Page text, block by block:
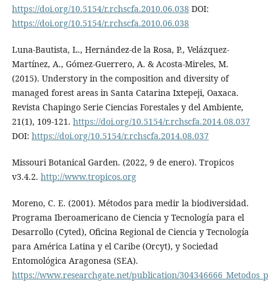
https://doi.org/10.5154/r.rchscfa.2010.06.038 DOI:
https://doi.org/10.5154/r.rchscfa.2010.06.038
Luna-Bautista, L., Hernández-de la Rosa, P., Velázquez-
Martínez, A., Gómez-Guerrero, A. & Acosta-Mireles, M.
(2015). Understory in the composition and diversity of
managed forest areas in Santa Catarina Ixtepeji, Oaxaca.
Revista Chapingo Serie Ciencias Forestales y del Ambiente,
21(1), 109-121. https://doi.org/10.5154/r.rchscfa.2014.08.037
DOI: https://doi.org/10.5154/r.rchscfa.2014.08.037
Missouri Botanical Garden. (2022, 9 de enero). Tropicos
v3.4.2. http://www.tropicos.org
Moreno, C. E. (2001). Métodos para medir la biodiversidad.
Programa Iberoamericano de Ciencia y Tecnología para el
Desarrollo (Cyted), Oficina Regional de Ciencia y Tecnología
para América Latina y el Caribe (Orcyt), y Sociedad
Entomológica Aragonesa (SEA).
https://www.researchgate.net/publication/